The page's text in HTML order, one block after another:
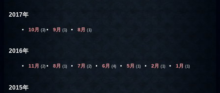
2017年
10月 (3) 9月 (1) 8月 (1)
2016年
11月 (2) 8月 (1) 7月 (2) 6月 (4) 5月 (1) 2月 (1) 1月 (1)
2015年